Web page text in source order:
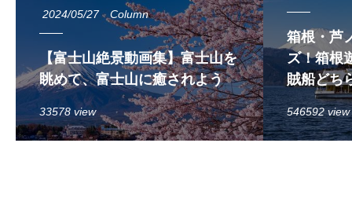
2024/05/27 Column
【富士山絶景動画集】富士山を
眺めて、富士山に癒されよう
33578 view
箱根・芦
ズ！箱根
賊船どち
546592 view